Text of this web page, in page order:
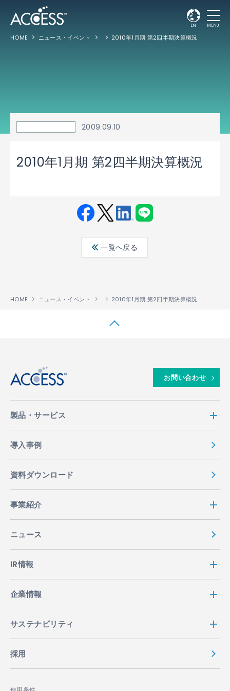
EN MENU
HOME ニュース・イベント 2010年1月期 第2四半期決算概況
2009.09.10
2010年1月期 第2四半期決算概況
ebo ter
edin
一覧へ戻る
HOME ニュース・イベント 2010年1月期 第2四半期決算概況
お問い合わせ
製品・サービス
導入事例
資料ダウンロード
事業紹介
ニュース
IR情報
企業情報
サステナビリティ
採用